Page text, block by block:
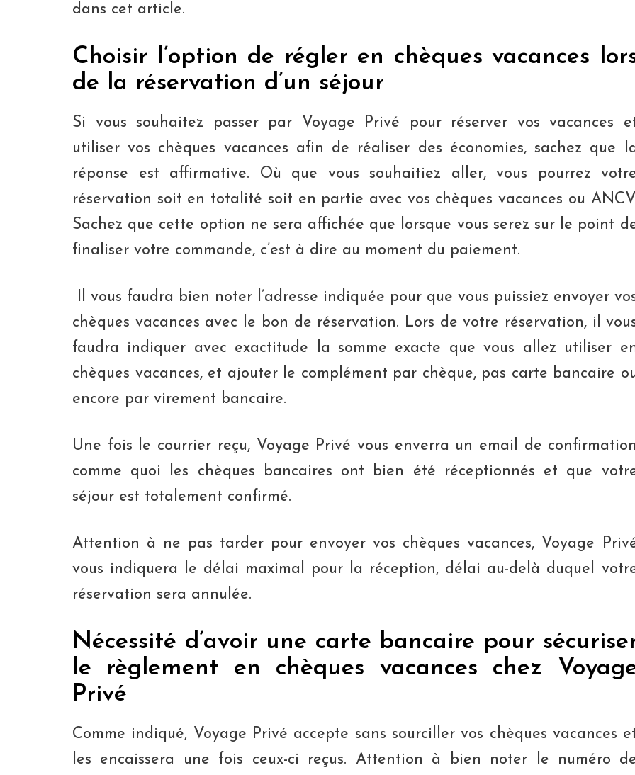
dans cet article.
Choisir l’option de régler en chèques vacances
de la réservation d’un séjour
Si vous souhaitez passer par Voyage Privé pour réserver vos vacances
utiliser vos chèques vacances afin de réaliser des économies, sachez que
réponse est affirmative. Où que vous souhaitiez aller, vous pourrez
réservation soit en totalité soit en partie avec vos chèques vacances ou
Sachez que cette option ne sera affichée que lorsque vous serez sur le point
finaliser votre commande, c’est à dire au moment du paiement.
Il vous faudra bien noter l’adresse indiquée pour que vous puissiez envoyer
chèques vacances avec le bon de réservation. Lors de votre réservation, il
faudra indiquer avec exactitude la somme exacte que vous allez utiliser
chèques vacances, et ajouter le complément par chèque, pas carte bancaire
encore par virement bancaire.
Une fois le courrier reçu, Voyage Privé vous enverra un email de confirmation
comme quoi les chèques bancaires ont bien été réceptionnés et que
séjour est totalement confirmé.
Attention à ne pas tarder pour envoyer vos chèques vacances, Voyage
vous indiquera le délai maximal pour la réception, délai au-delà duquel
réservation sera annulée.
Nécessité d’avoir une carte bancaire pour
le règlement en chèques vacances chez
Privé
Comme indiqué, Voyage Privé accepte sans sourciller vos chèques vacances
les encaissera une fois ceux-ci reçus. Attention à bien noter le numéro